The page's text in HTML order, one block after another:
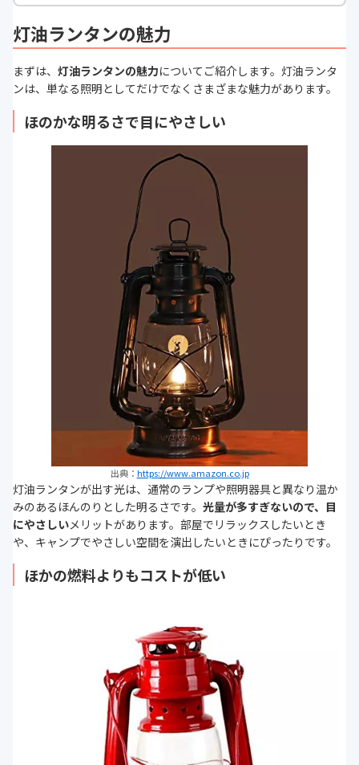
灯油ランタンの魅力
まずは、 灯油ランタンの魅力についてご紹介します。灯油ランタ
ンは、単なる照明としてだけでなくさまざまな魅力があります。
ほのかな明るさで目にやさしい
出典： https://www.amazon.co.jp
灯油ランタンが出す光は、通常のランプや照明器具と異なり温か
みのあるほんのりとした明るさです。 光量が多すぎないので、目
にやさしいメリットがあります。部屋でリラックスしたいとき
や、キャンプでやさしい空間を演出したいときにぴったりです。
ほかの燃料よりもコストが低い